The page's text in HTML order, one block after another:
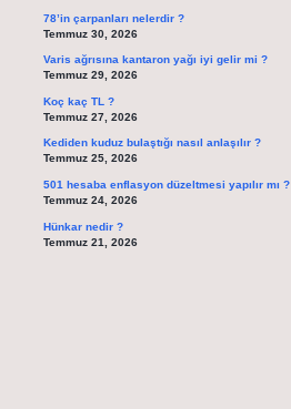
78’in çarpanları nelerdir ?
Temmuz 30, 2026
Varis ağrısına kantaron yağı iyi gelir mi ?
Temmuz 29, 2026
Koç kaç TL ?
Temmuz 27, 2026
Kediden kuduz bulaştığı nasıl anlaşılır ?
Temmuz 25, 2026
501 hesaba enflasyon düzeltmesi yapılır mı ?
Temmuz 24, 2026
Hünkar nedir ?
Temmuz 21, 2026